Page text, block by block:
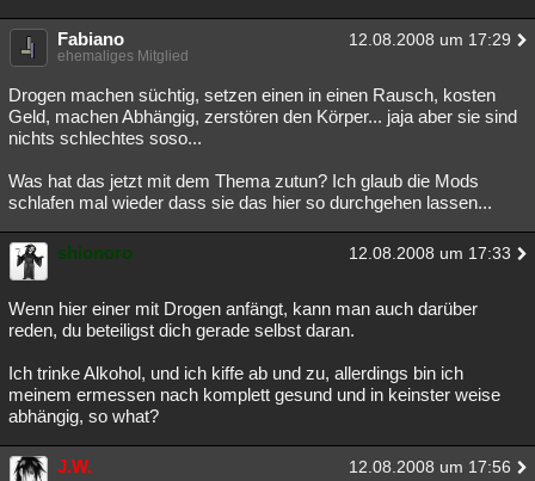
Fabiano 12.08.2008 um 17:29
ehemaliges Mitglied
Drogen machen süchtig, setzen einen in einen Rausch, kosten
Geld, machen Abhängig, zerstören den Körper... jaja aber sie sind
nichts schlechtes soso...
Was hat das jetzt mit dem Thema zutun? Ich glaub die Mods
schlafen mal wieder dass sie das hier so durchgehen lassen...
shionoro 12.08.2008 um 17:33
Wenn hier einer mit Drogen anfängt, kann man auch darüber
reden, du beteiligst dich gerade selbst daran.
Ich trinke Alkohol, und ich kiffe ab und zu, allerdings bin ich
meinem ermessen nach komplett gesund und in keinster weise
abhängig, so what?
J.W. 12.08.2008 um 17:56